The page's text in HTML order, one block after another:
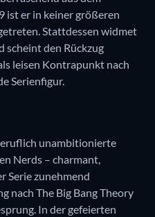
ist er in keiner größeren
Stattdessen widmet
scheint den Rückzug
leisen Kontrapunkt nach
Serienfigur.
unambitionierte
Nerds – charmant,
Serie zunehmend
nach The Big Bang Theory
In der gefeierten